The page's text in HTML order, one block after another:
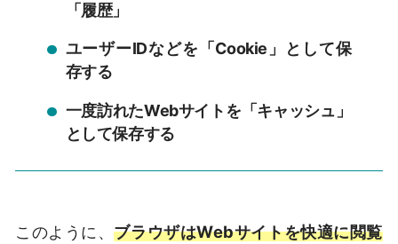
「履歴」
ユーザーIDなどを「Cookie」として保
存する
一度訪れたWebサイトを「キャッシュ」
として保存する
このように、ブラウザはWebサイトを快適に閲覧